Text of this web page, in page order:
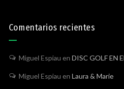
Comentarios recientes
Miguel Espiau en DISC GOLF EN
Miguel Espiau en Laura & Marie